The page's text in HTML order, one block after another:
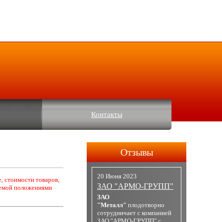
Контакты
стоимости товаров,
положениями
Отзывы
20 Июня 2023
ЗАО "АРМО-ГРУПП"
ЗАО
"Металл" плодотворно
сотрудничает с компанией